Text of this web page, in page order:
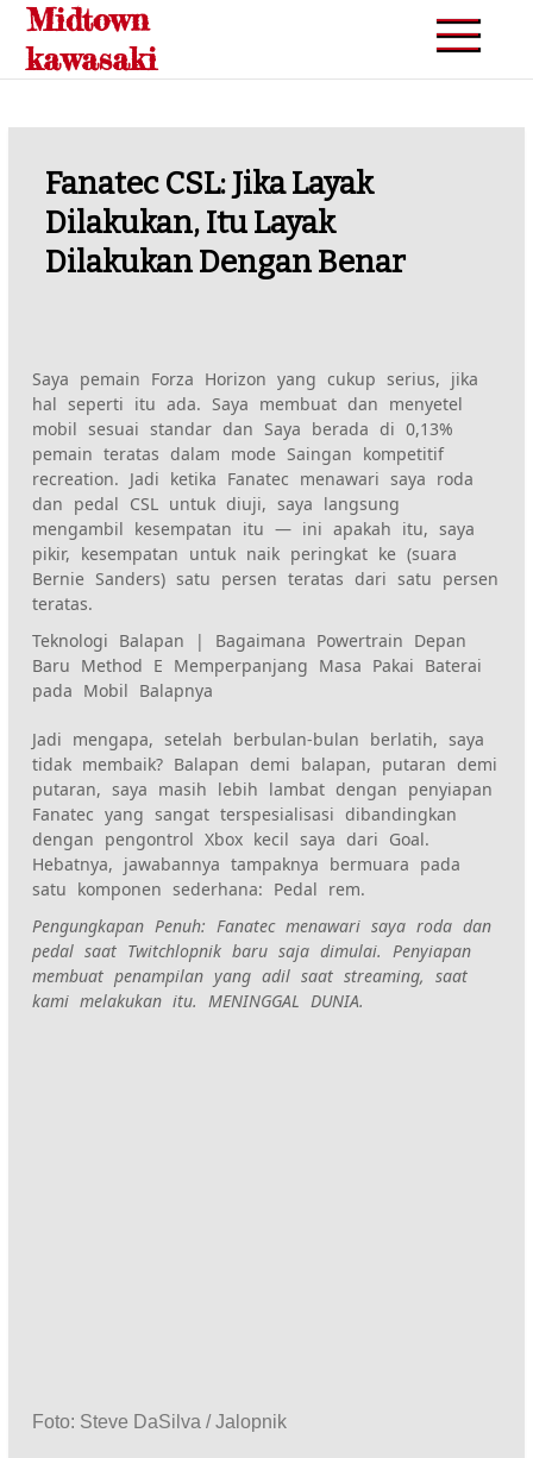
Skip
content
Midtown
kawasaki
Fanatec CSL: Jika Layak
Dilakukan, Itu Layak
Dilakukan Dengan Benar
Saya pemain Forza Horizon yang cukup serius, jika
hal seperti itu ada. Saya membuat dan menyetel
mobil sesuai standar dan Saya berada di 0,13%
pemain teratas dalam mode Saingan kompetitif
recreation. Jadi ketika Fanatec menawari saya roda
dan pedal CSL untuk diuji, saya langsung
mengambil kesempatan itu — iniapakah itu, saya
pikir, kesempatan untuk naik peringkat ke (suara
Bernie Sanders) satu persen teratas dari satu persen
teratas.
Teknologi Balapan | Bagaimana Powertrain Depan
Baru Method E Memperpanjang Masa Pakai Baterai
pada Mobil Balapnya
Jadi mengapa, setelah berbulan-bulan berlatih, saya
tidak membaik? Balapan demi balapan, putaran demi
putaran, saya masih lebih lambat dengan penyiapan
Fanatec yang sangat terspesialisasi dibandingkan
dengan pengontrol Xbox kecil saya dari Goal.
Hebatnya, jawabannya tampaknya bermuara pada
satu komponen sederhana: Pedal rem.
Pengungkapan Penuh: Fanatec menawari saya roda dan
pedal saat Twitchlopnik baru saja dimulai. Penyiapan
membuat penampilan yang adil saat streaming, saat
kami melakukan itu. MENINGGAL DUNIA.
Foto: Steve DaSilva / Jalopnik